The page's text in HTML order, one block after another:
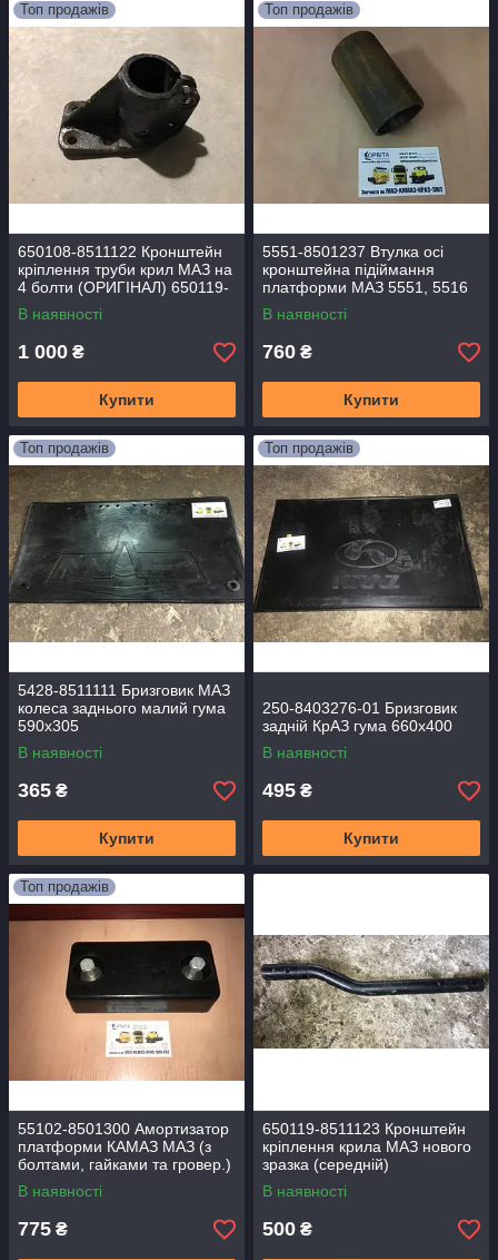
Топ продажів
650108-8511122 Кронштейн
кріплення труби крил МАЗ на
4 болти (ОРИГІНАЛ) 650119-
8511123
В наявності
1 000 ₴
Купити
Топ продажів
5551-8501237 Втулка осі
кронштейна підіймання
платформи МАЗ 5551, 5516
(D = 50 мм) (H = 100 мм)
В наявності
760 ₴
Купити
Топ продажів
5428-8511111 Бризговик МАЗ
колеса заднього малий гума
590х305
В наявності
365 ₴
Купити
Топ продажів
250-8403276-01 Бризговик
задній КрАЗ гума 660х400
В наявності
495 ₴
Купити
Топ продажів
55102-8501300 Амортизатор
платформи КАМАЗ МАЗ (з
болтами, гайками та гровер.)
ПРЯМОГУГОЛЬНИЙ
В наявності
775 ₴
650119-8511123 Кронштейн
кріплення крила МАЗ нового
зразка (середній)
В наявності
500 ₴